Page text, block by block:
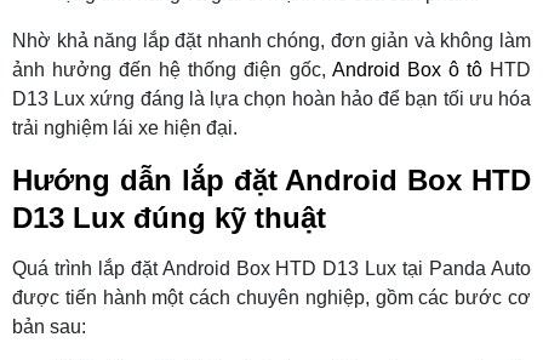
Nhờ khả năng lắp đặt nhanh chóng, đơn giản và không làm
ảnh hưởng đến hệ thống điện gốc, Android Box ô tôHTD
D13 Lux xứng đáng là lựa chọn hoàn hảo để bạn tối ưu hóa
trải nghiệm lái xe hiện đại.
Hướng dẫn lắp đặt Android Box HTD
D13 Lux đúng kỹ thuật
Quá trình lắp đặt Android Box HTD D13 Lux tại Panda Auto
được tiến hành một cách chuyên nghiệp, gồm các bước cơ
bản sau: